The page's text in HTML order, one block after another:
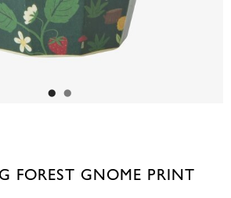
FOREST GNOME PRINT